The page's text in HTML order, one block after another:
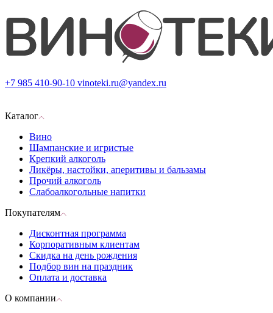
+7 985 410-90-10 vinoteki.ru@yandex.ru
Каталог
Вино
Шампанские и игристые
Крепкий алкоголь
Ликёры, настойки, аперитивы и бальзамы
Прочий алкоголь
Слабоалкогольные напитки
Покупателям
Дисконтная программа
Корпоративным клиентам
Скидка на день рождения
Подбор вин на праздник
Оплата и доставка
О компании